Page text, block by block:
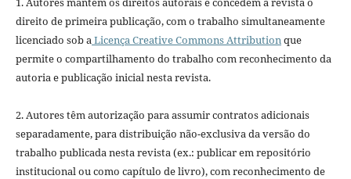
direito de primeira publicação, com o trabalho simultaneamente
licenciado sob aLicença Creative Commons Attributionque
permite o compartilhamento do trabalho com reconhecimento da
autoria e publicação inicial nesta revista.
2. Autores têm autorização para assumir contratos adicionais
separadamente, para distribuição não-exclusiva da versão do
trabalho publicada nesta revista (ex.: publicar em repositório
institucional ou como capítulo de livro), com reconhecimento de